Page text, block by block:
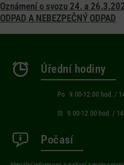
Oznámení o svozu 24. a
ODPAD A NEBEZPEČNÝ ODPAD
Úřední hodiny
Po 9.00-12.00 hod. /
St 9.00-12.00 hod. /
Počasí